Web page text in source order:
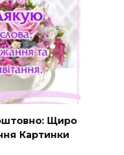
Щиро
Картинки